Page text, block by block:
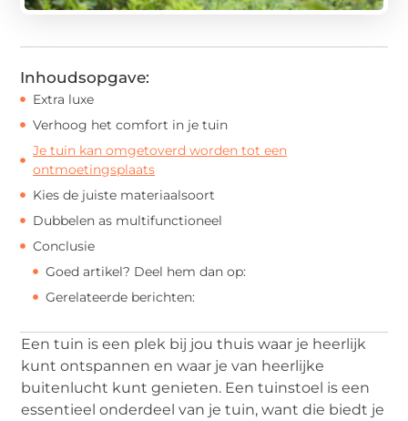
Inhoudsopgave:
Extra luxe
Verhoog het comfort in je tuin
Je tuin kan omgetoverd worden tot een
ontmoetingsplaats
Kies de juiste materiaalsoort
Dubbelen as multifunctioneel
Conclusie
Goed artikel? Deel hem dan op:
Gerelateerde berichten:
Een tuin is een plek bij jou thuis waar je heerlijk
kunt ontspannen en waar je van heerlijke
buitenlucht kunt genieten. Een tuinstoel is een
essentieel onderdeel van je tuin, want die biedt je